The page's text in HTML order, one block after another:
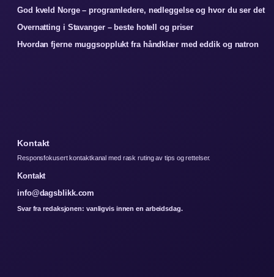
God kveld Norge – programledere, nedleggelse og hvor du ser det
Overnatting i Stavanger – beste hotell og priser
Hvordan fjerne muggsopplukt fra håndklær med eddik og natron
Kontakt
Responsfokusert kontaktkanal med rask ruting av tips og rettelser.
Kontakt
info@dagsblikk.com
Svar fra redaksjonen: vanligvis innen en arbeidsdag.